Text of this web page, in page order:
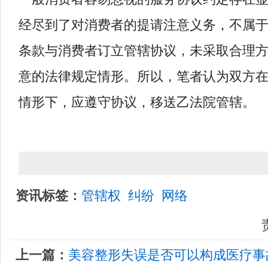
经尽到了对消费者的提请注意义务，不属
条款与消费者订立管辖协议，未采取合理
意的法律规定情形。所以，笔者认为双方
情形下，应遵守协议，移送乙法院管辖。
资讯标签： 管辖权 纠纷
网络
上一篇： 美容整形失误是否可以构成医疗